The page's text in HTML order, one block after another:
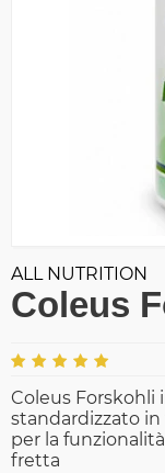
ALL NUTRITION
Coleus
Coleus
standardizzato in
per la
fretta